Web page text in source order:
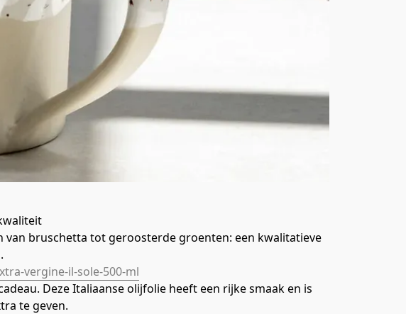
van bruschetta tot geroosterde groenten: een kwalitatieve
vergine-il-sole-500-ml
Deze Italiaanse olijfolie heeft een rijke smaak en is
te geven.